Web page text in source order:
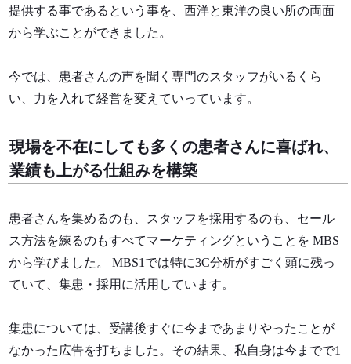
提供する事であるという事を、西洋と東洋の良い所の両面
から学ぶことができました。
今では、患者さんの声を聞く専門のスタッフがいるくら
い、力を入れて経営を変えていっています。
現場を不在にしても多くの患者さんに喜ばれ、
業績も上がる仕組みを構築
患者さんを集めるのも、スタッフを採用するのも、セール
ス方法を練るのもすべてマーケティングということを MBS
から学びました。 MBS1では特に3C分析がすごく頭に残っ
ていて、集患・採用に活用しています。
集患については、受講後すぐに今まであまりやったことが
なかった広告を打ちました。その結果、私自身は今までで1